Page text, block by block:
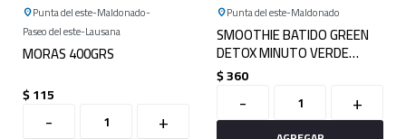
Punta del este Maldonado
Paseo del este Lausana
MORAS 400GRS
$115
- +
Punta del este Maldonado
SMOOTHIE BATIDO GREEN
DETOX MINUTO VERDE
500GRS
$360
- +